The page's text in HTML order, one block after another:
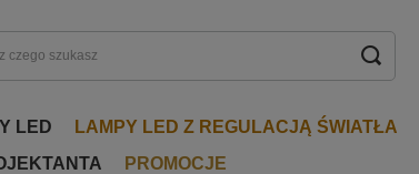
LED LAMPY LED Z REGULACJĄ ŚWIATŁA
PROMOCJE